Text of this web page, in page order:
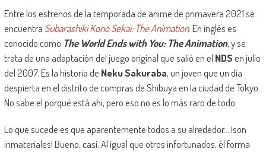
Entre los estrenos de la temporada de anime de primavera 2021 se
encuentra Subarashiki Kono Sekai: The Animation. En inglés es
conocido como The World Ends with You: The Animation, y se
trata de una adaptación del juego original que salió en el NDSen julio
del 2007. Es la historia de Neku Sakuraba, un joven que un día
despierta en el distrito de compras de Shibuya en la ciudad de Tokyo.
No sabe el porqué está ahí, pero eso no es lo más raro de todo.
Lo que sucede es que aparentemente todos a su alrededor… ¡son
inmateriales! Bueno, casi. Al igual que otros infortunados, él forma